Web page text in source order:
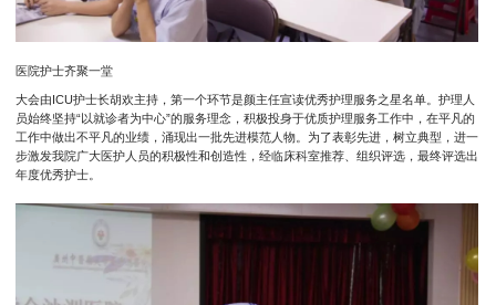
医院护士齐聚一堂
大会由ICU护士长胡欢主持，第一个环节是颜主任宣读优秀护理服务之星名单。护理人
员始终坚持“以就诊者为中心”的服务理念，积极投身于优质护理服务工作中，在平凡的
工作中做出不平凡的业绩，涌现出一批先进模范人物。为了表彰先进，树立典型，进一
步激发我院广大医护人员的积极性和创造性，经临床科室推荐、组织评选，最终评选出
年度优秀护士。